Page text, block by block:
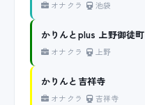
オナクラ 池袋
かりんとplus 上野御徒町
オナクラ 上野
かりんと吉祥寺
オナクラ 吉祥寺